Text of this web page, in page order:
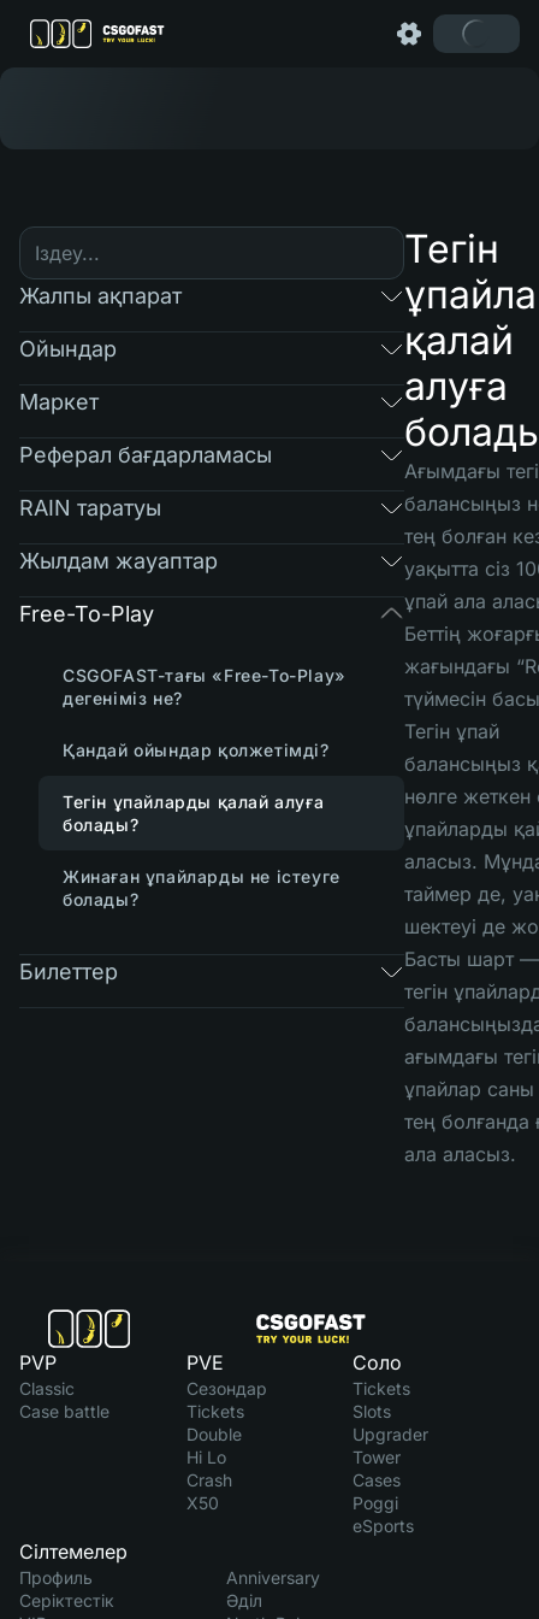
Жалпы ақпарат
Ойындар
Маркет
Реферал бағдарламасы
RAIN таратуы
Жылдам жауаптар
Free-To-Play
CSGOFAST-тағы «Free-To-Play»
дегеніміз не?
Қандай ойындар қолжетімді?
Тегін ұпайларды қалай алуға
болады?
Жинаған ұпайларды не істеуге
болады?
Билеттер
Тегін
қалай
алуға
Ағымдағы
балансыңыз
тең болған
уақытта сіз
ұпай ала
Беттің
жағындағы
түймесін
Тегін ұпай
балансыңыз
нөлге жеткен
ұпайларды
аласыз.
таймер де,
шектеуі де
Басты шарт
тегін
ағымдағы
ұпайлар саны
тең болғанда
ала аласыз.
PVP
Classic
Case battle
PVE
Сезондар
Tickets
Double
Hi Lo
Crash
X50
Соло
Tickets
Slots
Upgrader
Tower
Cases
Poggi
eSports
Сілтемелер
Профиль
Серіктестік
Anniversary
Әділ